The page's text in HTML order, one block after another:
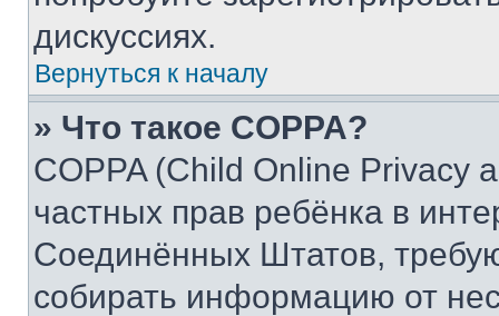
дискуссиях.
Вернуться к началу
» Что такое COPPA?
COPPA (Child Online Privacy
частных прав ребёнка в
Соединённых Штатов,
собирать информацию от